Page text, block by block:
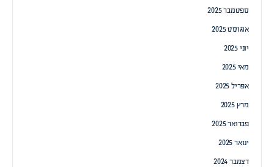
ספטמבר 2025
אוגוסט 2025
יוני 2025
מאי 2025
אפריל 2025
מרץ 2025
פברואר 2025
ינואר 2025
דצמבר 2024